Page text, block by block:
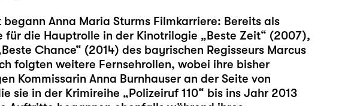
Anna Maria Sturms Filmkarriere: Bereits als
für die Hauptrolle in der Kinotrilogie „Beste Zeit“ (2007),
Chance“ (2014) des bayrischen Regisseurs Marcus
folgten weitere Fernsehrollen, wobei ihre bisher
Kommissarin Anna Burnhauser an der Seite von
sie in der Krimireihe „Polizeiruf 110“ bis ins Jahr 2013